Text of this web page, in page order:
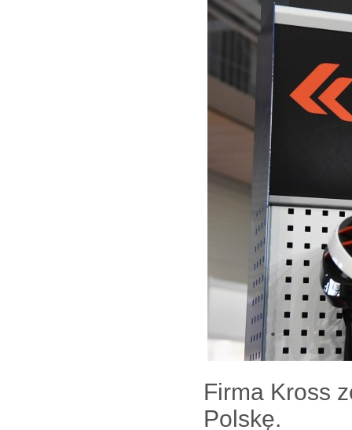
Firma Kross
Polskę.